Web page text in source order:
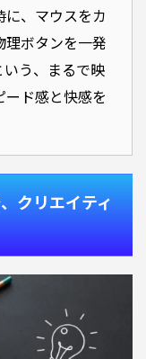
に、マウスをカ
理ボタンを一発
う、まるで映
ド感と快感を
クリエイティ